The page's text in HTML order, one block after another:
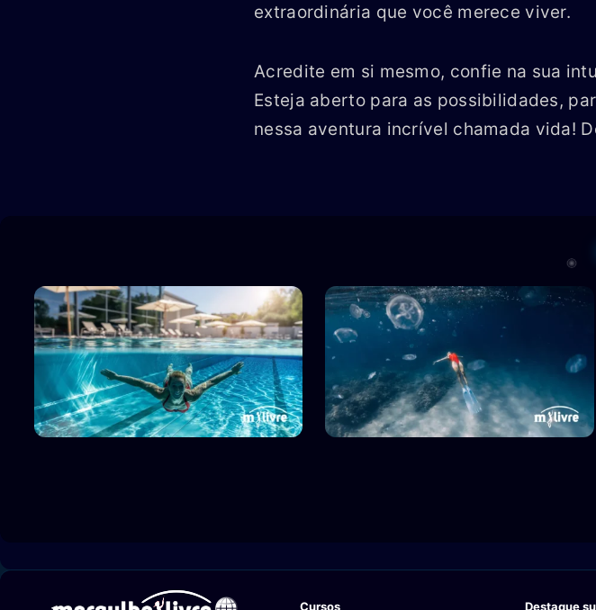
extraordinária que você merece viver.
Acredite em si mesmo, confie na sua
Esteja aberto para as possibilidades,
nessa aventura incrível chamada vida!
Cursos Destaque